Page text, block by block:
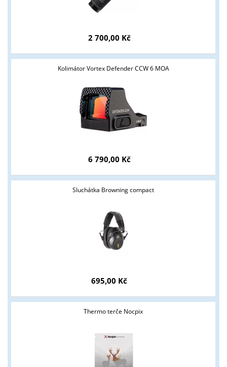
2 700,00 Kč
Kolimátor Vortex Defender CCW 6 MOA
6 790,00 Kč
Sluchátka Browning compact
695,00 Kč
Thermo terče Nocpix
Tyto stránky jsou určeny pouze odborné veřejnosti od 18 let a
podnikatelům v oblasti zbraně a střelivo. Splňujete tyto
ANO NE